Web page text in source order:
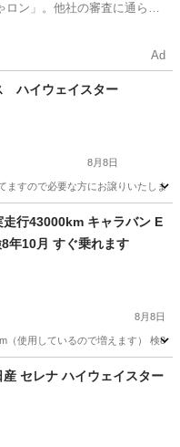
ロン」。他社の審査に通らな
Ad
ハイウェイスター
8月8日
すので必要な方にお譲りいたしま
走行43000km キャラバン E
年10月 すぐ乗れます
8月8日
（使用しているので増えます） 検8
産 セレナ ハイウェイスター